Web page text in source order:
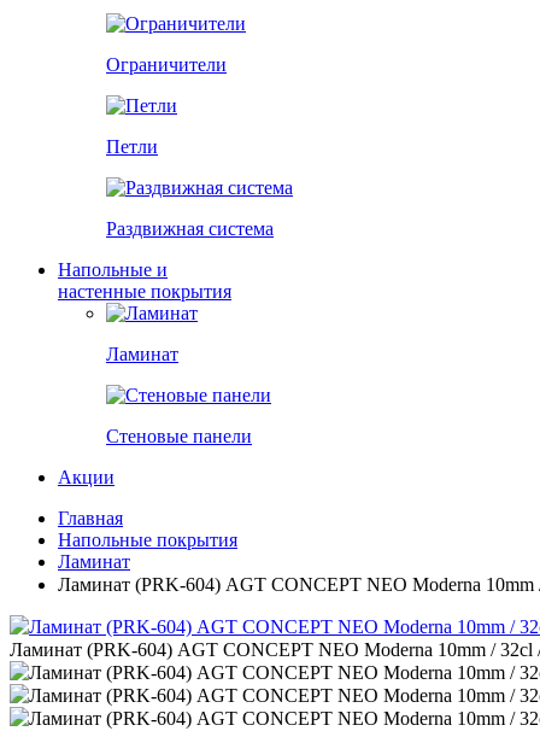
Ограничители
Петли
Раздвижная система
Напольные и
настенные покрытия
Ламинат
Стеновые панели
Акции
Главная
Напольные покрытия
Ламинат
Ламинат (PRK-604) AGT CONCEPT NEO Moderna
Ламинат (PRK-604) AGT CONCEPT NEO Moderna 10mm /